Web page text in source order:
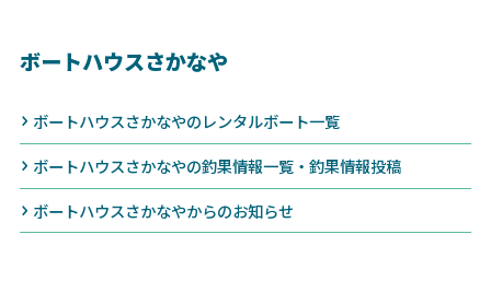
ボートハウスさかなや
ボートハウスさかなやのレンタルボート一覧
ボートハウスさかなやの釣果情報一覧・釣果情報投稿
ボートハウスさかなやからのお知らせ